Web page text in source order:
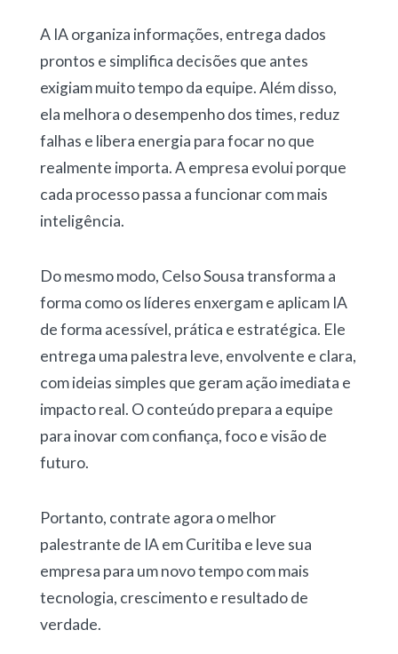
A IA organiza informações, entrega dados
prontos e simplifica decisões que antes
exigiam muito tempo da equipe. Além disso,
ela melhora o desempenho dos times, reduz
falhas e libera energia para focar no que
realmente importa. A empresa evolui porque
cada processo passa a funcionar com mais
inteligência.
Do mesmo modo, Celso Sousa transforma a
forma como os líderes enxergam e aplicam IA
de forma acessível, prática e estratégica. Ele
entrega uma palestra leve, envolvente e clara,
com ideias simples que geram ação imediata e
impacto real. O conteúdo prepara a equipe
para inovar com confiança, foco e visão de
futuro.
Portanto, contrate agora o melhor
palestrante de IA em Curitiba e leve sua
empresa para um novo tempo com mais
tecnologia, crescimento e resultado de
verdade.